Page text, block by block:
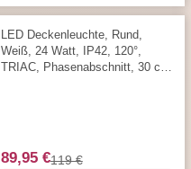
LED Deckenleuchte, Rund,
Weiß, 24 Watt, IP42, 120°,
TRIAC, Phasenabschnitt, 30 cm
89,95 €119 €